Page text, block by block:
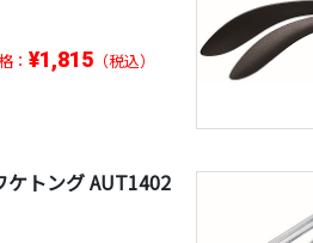
： ¥1,815 （税込）
ケトング AUT1402